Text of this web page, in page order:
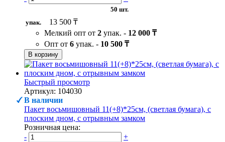
50 шт.
упак.
13 500 ₸
Мелкий опт от 2 упак. - 12 000 ₸
Опт от 6 упак. - 10 500 ₸
В корзину
Быстрый просмотр
Артикул: 104030
В наличии
Пакет восьмишовный 11(+8)*25см, (светлая бумага), с
плоским дном, с отрывным замком
Розничная цена:
-
+